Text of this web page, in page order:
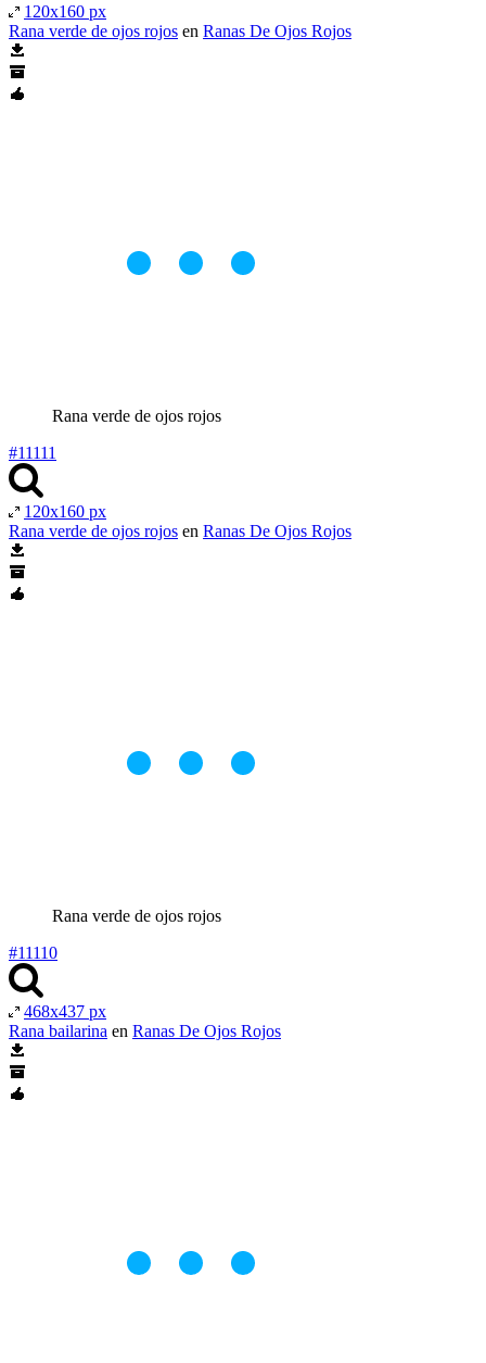
120x160 px
Rana verde de ojos rojos en Ranas De Ojos Rojos
Rana verde de ojos rojos
#11111
120x160 px
Rana verde de ojos rojos en Ranas De Ojos Rojos
Rana verde de ojos rojos
#11110
468x437 px
Rana bailarina en Ranas De Ojos Rojos